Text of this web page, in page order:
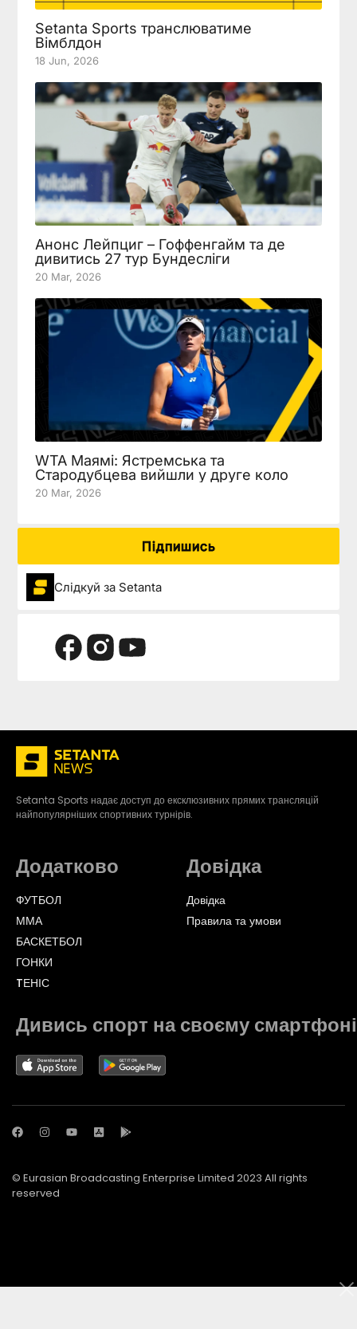
Setanta Sports транслюватиме
Вімблдон
18 Jun, 2026
Анонс Лейпциг – Гоффенгайм та де
дивитись 27 тур Бундесліги
20 Mar, 2026
WTA Маямі: Ястремська та
Стародубцева вийшли у друге коло
20 Mar, 2026
Підпишись
Слідкуй за Setanta
Setanta Sports надає доступ до ексклюзивних прямих трансляцій
найпопулярніших спортивних турнірів.
Додатково
ФУТБОЛ
ММА
БАСКЕТБОЛ
ГОНКИ
TЕНІС
Довідка
Довідка
Правила та умови
Дивись спорт на своєму смартфоні
© Eurasian Broadcasting Enterprise Limited 2023 All rights
reserved